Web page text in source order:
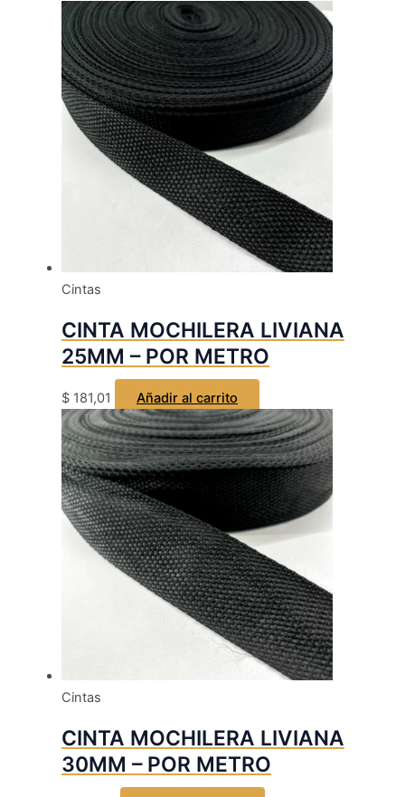
Cintas
CINTA MOCHILERA LIVIANA
25MM – POR METRO
$ 181,01 Añadir al carrito
Cintas
CINTA MOCHILERA LIVIANA
30MM – POR METRO